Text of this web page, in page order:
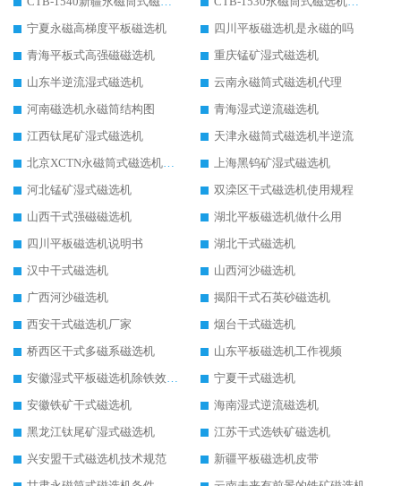
宁夏永磁高梯度平板磁选机
四川平板磁选机是永磁的吗
青海平板式高强磁磁选机
重庆锰矿湿式磁选机
山东半逆流湿式磁选机
云南永磁筒式磁选机代理
河南磁选机永磁筒结构图
青海湿式逆流磁选机
江西钛尾矿湿式磁选机
天津永磁筒式磁选机半逆流
北京XCTN永磁筒式磁选机磁块位置
上海黑钨矿湿式磁选机
河北锰矿湿式磁选机
双滦区干式磁选机使用规程
山西干式强磁磁选机
湖北平板磁选机做什么用
四川平板磁选机说明书
湖北干式磁选机
汉中干式磁选机
山西河沙磁选机
广西河沙磁选机
揭阳干式石英砂磁选机
西安干式磁选机厂家
烟台干式磁选机
桥西区干式多磁系磁选机
山东平板磁选机工作视频
安徽湿式平板磁选机除铁效果怎么样
宁夏干式磁选机
安徽铁矿干式磁选机
海南湿式逆流磁选机
黑龙江钛尾矿湿式磁选机
江苏干式选铁矿磁选机
兴安盟干式磁选机技术规范
新疆平板磁选机皮带